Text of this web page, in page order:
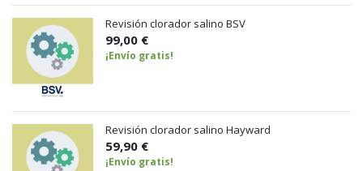
Revisión clorador salino BSV
99,00 €
¡Envío gratis!
Revisión clorador salino Hayward
59,90 €
¡Envío gratis!